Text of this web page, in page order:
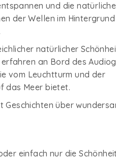
und die natürliche
der Wellen im
natürlicher
an Bord des
vom Leuchtturm und der
das Meer bietet.
Geschichten über
einfach nur die